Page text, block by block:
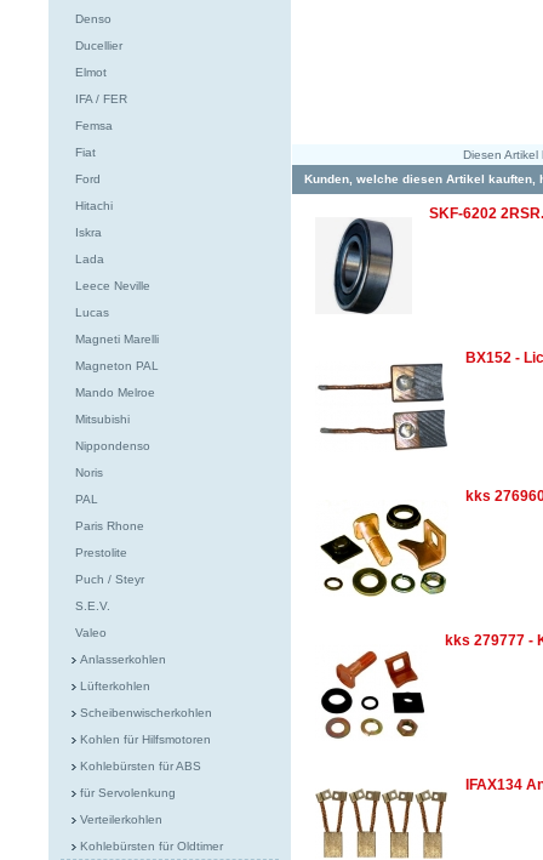
Denso
Ducellier
Elmot
IFA / FER
Femsa
Fiat
Ford
Hitachi
Iskra
Lada
Leece Neville
Lucas
Magneti Marelli
Magneton PAL
Mando Melroe
Mitsubishi
Nippondenso
Noris
PAL
Paris Rhone
Prestolite
Puch / Steyr
S.E.V.
Valeo
Anlasserkohlen
Lüfterkohlen
Scheibenwischerkohlen
Kohlen für Hilfsmotoren
Kohlebürsten für ABS
für Servolenkung
Verteilerkohlen
Kohlebürsten für Oldtimer
Diesen
Kunden, welche diesen Artikel kauften,
SKF-6202
BX152 -
kks
kks 279777 -
IFAX134